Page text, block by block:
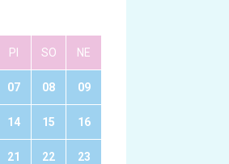
PI SO NE
07 08 09
14 15 16
21 22 23